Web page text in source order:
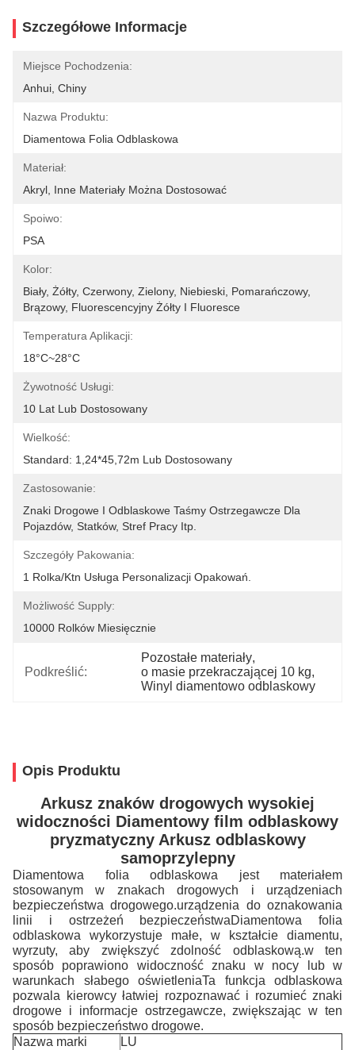
Szczegółowe Informacje
Miejsce Pochodzenia:
Anhui, Chiny
Nazwa Produktu:
Diamentowa Folia Odblaskowa
Materiał:
Akryl, Inne Materiały Można Dostosować
Spoiwo:
PSA
Kolor:
Biały, Żółty, Czerwony, Zielony, Niebieski, Pomarańczowy,
Brązowy, Fluorescencyjny Żółty I Fluoresce
Temperatura Aplikacji:
18°C~28°C
Żywotność Usługi:
10 Lat Lub Dostosowany
Wielkość:
Standard: 1,24*45,72m Lub Dostosowany
Zastosowanie:
Znaki Drogowe I Odblaskowe Taśmy Ostrzegawcze Dla
Pojazdów, Statków, Stref Pracy Itp.
Szczegóły Pakowania:
1 Rolka/ktn Usługa Personalizacji Opakowań.
Możliwość Supply:
10000 Rolków Miesięcznie
Podkreślić:
Pozostałe materiały,
o masie przekraczającej 10 kg,
Winyl diamentowo odblaskowy
Opis Produktu
Arkusz znaków drogowych wysokiej
widoczności Diamentowy film odblaskowy
pryzmatyczny Arkusz odblaskowy
samoprzylepny
Diamentowa folia odblaskowa jest materiałem
stosowanym w znakach drogowych i urządzeniach
bezpieczeństwa drogowego.urządzenia do oznakowania
linii i ostrzeżeń bezpieczeństwaDiamentowa folia
odblaskowa wykorzystuje małe, w kształcie diamentu,
wyrzuty, aby zwiększyć zdolność odblaskową.w ten
sposób poprawiono widoczność znaku w nocy lub w
warunkach słabego oświetleniaTa funkcja odblaskowa
pozwala kierowcy łatwiej rozpoznawać i rozumieć znaki
drogowe i informacje ostrzegawcze, zwiększając w ten
sposób bezpieczeństwo drogowe.
Nazwa marki
LU